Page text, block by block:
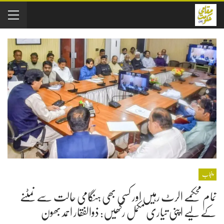
پنجاب
تمام محکمے الرٹ رہیں اور کسی بھی ہنگامی حالت سے نمٹنے
کے لیے اپنی تیاری مکمل رکھیں: ذوالفقار احمد بھون